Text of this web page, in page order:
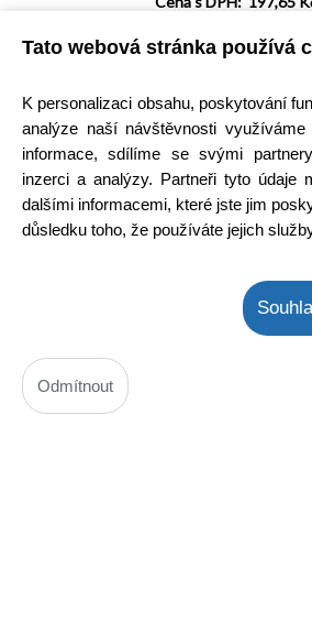
Tato webová stránka používá
K personalizaci obsahu, poskytování
analýze naší návštěvnosti
informace, sdílíme se svými
inzerci a analýzy. Partneři tyto údaje
dalšími informacemi, které jste jim
důsledku toho, že používáte jejich
Odmítnout
Skladem na prodejně